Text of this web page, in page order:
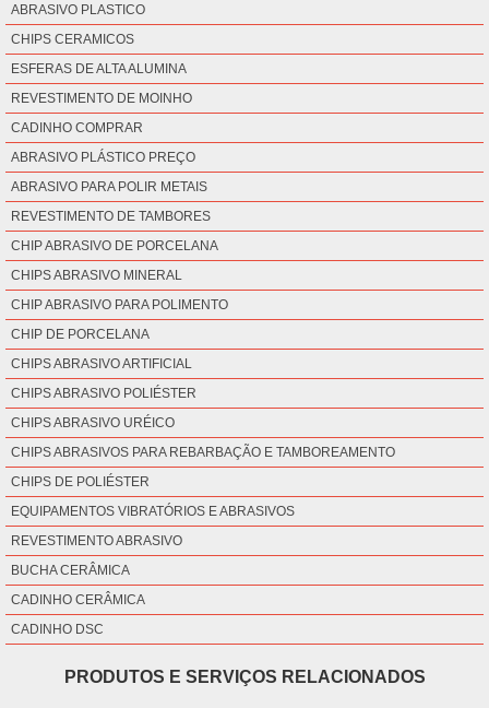
ABRASIVO PLASTICO
CHIPS CERAMICOS
ESFERAS DE ALTA ALUMINA
REVESTIMENTO DE MOINHO
CADINHO COMPRAR
ABRASIVO PLÁSTICO PREÇO
ABRASIVO PARA POLIR METAIS
REVESTIMENTO DE TAMBORES
CHIP ABRASIVO DE PORCELANA
CHIPS ABRASIVO MINERAL
CHIP ABRASIVO PARA POLIMENTO
CHIP DE PORCELANA
CHIPS ABRASIVO ARTIFICIAL
CHIPS ABRASIVO POLIÉSTER
CHIPS ABRASIVO URÉICO
CHIPS ABRASIVOS PARA REBARBAÇÃO E TAMBOREAMENTO
CHIPS DE POLIÉSTER
EQUIPAMENTOS VIBRATÓRIOS E ABRASIVOS
REVESTIMENTO ABRASIVO
BUCHA CERÂMICA
CADINHO CERÂMICA
CADINHO DSC
PRODUTOS E SERVIÇOS RELACIONADOS